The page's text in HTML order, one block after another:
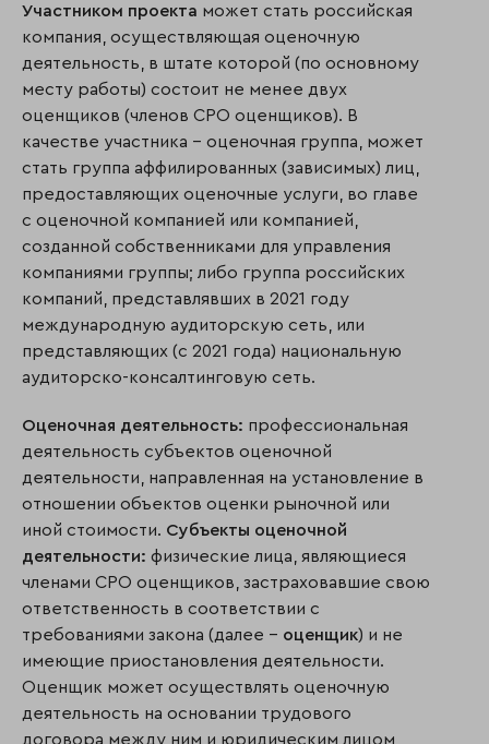
Участником проекта может стать российская
компания, осуществляющая оценочную
деятельность, в штате которой (по основному
месту работы) состоит не менее двух
оценщиков (членов СРО оценщиков). В
качестве участника – оценочная группа, может
стать группа аффилированных (зависимых) лиц,
предоставляющих оценочные услуги, во главе
с оценочной компанией или компанией,
созданной собственниками для управления
компаниями группы; либо группа российских
компаний, представлявших в 2021 году
международную аудиторскую сеть, или
представляющих (с 2021 года) национальную
аудиторско-консалтинговую сеть.
Оценочная деятельность: профессиональная
деятельность субъектов оценочной
деятельности, направленная на установление в
отношении объектов оценки рыночной или
иной стоимости. Субъекты оценочной
деятельности: физические лица, являющиеся
членами СРО оценщиков, застраховавшие свою
ответственность в соответствии с
требованиями закона (далее – оценщик) и не
имеющие приостановления деятельности.
Оценщик может осуществлять оценочную
деятельность на основании трудового
договора между ним и юридическим лицом,